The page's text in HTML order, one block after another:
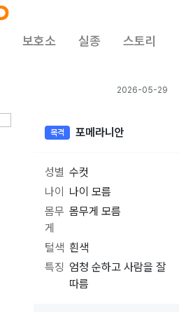
보호소 실종 스토리
2026-05-29
목격 포메라니안
성별 수컷
나이
나이 모름
몸무
게
몸무게 모름
털색 흰색
특징 엄청 순하고 사람을 잘
따름